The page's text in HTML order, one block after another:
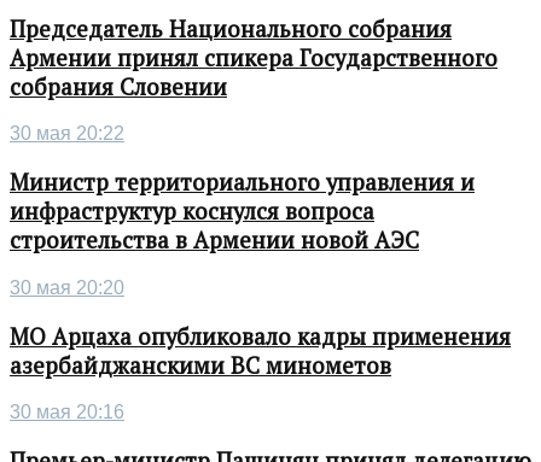
Председатель Национального собрания
Армении принял спикера Государственного
собрания Словении
30 мая 20:22
Министр территориального управления и
инфраструктур коснулся вопроса
строительства в Армении новой АЭС
30 мая 20:20
МО Арцаха опубликовало кадры применения
азербайджанскими ВС минометов
30 мая 20:16